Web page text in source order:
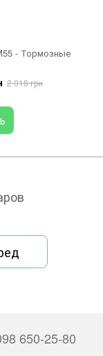
- Тормозные
2 018 грн
650-25-80